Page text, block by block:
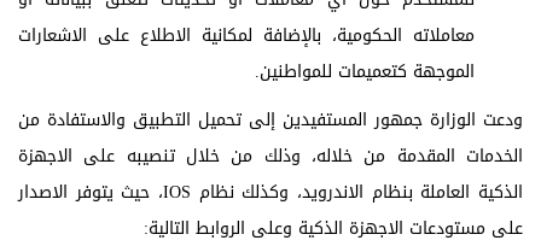
معاملاته الحكومية، بالإضافة لمكانية الاطلاع على الاشعارات
الموجهة كتعميمات للمواطنين.
ودعت الوزارة جمهور المستفيدين إلى تحميل التطبيق والاستفادة من
الخدمات المقدمة من خلاله، وذلك من خلال تنصيبه على الاجهزة
الذكية العاملة بنظام الاندرويد، وكذلك نظام IOS، حيث يتوفر الاصدار
على مستودعات الاجهزة الذكية وعلى الروابط التالية: